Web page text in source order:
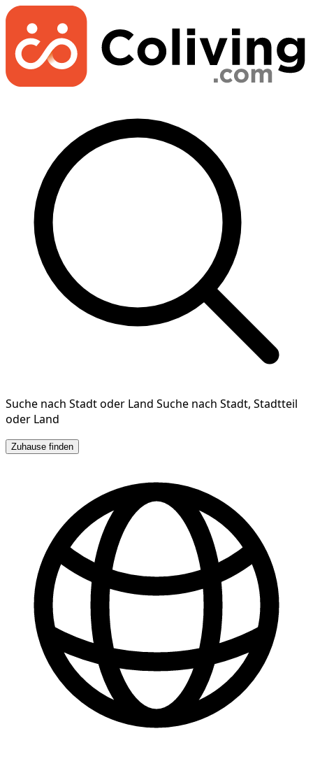
Suche nach Stadt oder Land Suche nach Stadt, Stadtteil
oder Land
Zuhause finden